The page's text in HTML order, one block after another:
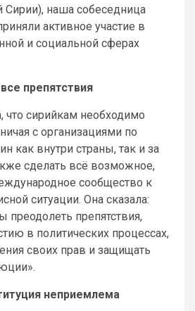
Сирии), наша собеседница
активное участие в
и социальной сферах
препятствия
что сирийкам необходимо
с организациями по
как внутри страны, так и за
сделать всё возможное,
сообщество к
ситуации. Она сказала:
препятствия,
в политических процессах,
своих прав и защищать
неприемлема